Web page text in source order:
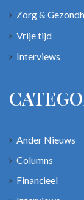
Zorg &
Vrije tijd
Interviews
Ander Nieuws
Columns
Financieel